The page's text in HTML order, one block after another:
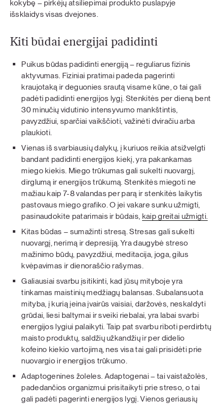
kokybę – pirkėjų atsiliepimai produkto puslapyje
išsklaidys visas dvejones.
Kiti būdai energijai padidinti
Puikus būdas padidinti energiją – reguliarus fizinis
aktyvumas. Fiziniai pratimai padeda pagerinti
kraujotaką ir deguonies srautą visame kūne, o tai gali
padėti padidinti energijos lygį. Stenkitės per dieną bent
30 minučių vidutinio intensyvumo mankštintis,
pavyzdžiui, sparčiai vaikščioti, važinėti dviračiu arba
plaukioti.
Vienas iš svarbiausių dalykų, į kuriuos reikia atsižvelgti
bandant padidinti energijos kiekį, yra pakankamas
miego kiekis. Miego trūkumas gali sukelti nuovargį,
dirglumą ir energijos trūkumą. Stenkitės miegoti ne
mažiau kaip 7-8 valandas per parą ir stenkitės laikytis
pastovaus miego grafiko. O jei vakare sunku užmigti,
pasinaudokite patarimais ir būdais, kaip greitai užmigti.
Kitas būdas – sumažinti stresą. Stresas gali sukelti
nuovargį, nerimą ir depresiją. Yra daugybė streso
mažinimo būdų, pavyzdžiui, meditacija, joga, gilus
kvėpavimas ir dienoraščio rašymas.
Galiausiai svarbu įsitikinti, kad jūsų mityboje yra
tinkamas maistinių medžiagų balansas. Subalansuota
mityba, į kurią įeina įvairūs vaisiai, daržovės, neskaldyti
grūdai, liesi baltymai ir sveiki riebalai, yra labai svarbi
energijos lygiui palaikyti. Taip pat svarbu riboti perdirbtų
maisto produktų, saldžių užkandžių ir per didelio
kofeino kiekio vartojimą, nes visa tai gali prisidėti prie
nuovargio ir energijos trūkumo.
Adaptogenines žoleles. Adaptogenai – tai vaistažolės,
padedančios organizmui prisitaikyti prie streso, o tai
gali padėti pagerinti energijos lygį. Vienos geriausių